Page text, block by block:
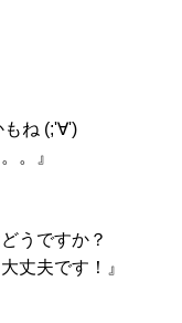
ね (;'∀')
。』
うですか？
す！』